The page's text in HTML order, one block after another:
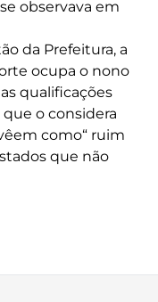
observava em
da Prefeitura, a
ocupa o nono
qualificações
o considera
como“ ruim
que não